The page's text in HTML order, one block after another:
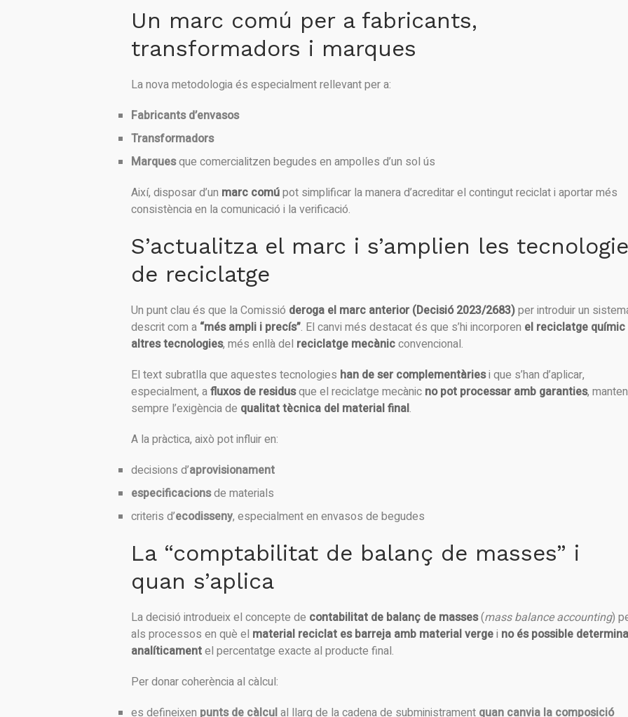
Un marc comú per a fabricants,
transformadors i marques
La nova metodologia és especialment rellevant per a:
Fabricants d’envasos
Transformadors
Marquesque comercialitzen begudes en ampolles d’un sol ús
Així, disposar d’un marc comúpot simplificar la manera d’acreditar el contingut reciclat i aportar més
consistència en la comunicació i la verificació.
S’actualitza el marc i s’amplien les
de reciclatge
Un punt clau és que la Comissió deroga el marc anterior (Decisió 2023/2683)per introduir un
descrit com a “més ampli i precís”. El canvi més destacat és que s’hi incorporen el reciclatge químic
altres tecnologies, més enllà del reciclatge mecànicconvencional.
El text subratlla que aquestes tecnologies han de ser complementàriesi que s’han d’aplicar,
especialment, afluxos de residusque el reciclatge mecànic no pot processar amb garanties,
sempre l’exigència de qualitat tècnica del material final.
A la pràctica, això pot influir en:
decisions d’aprovisionament
especificacionsde materials
criteris d’ecodisseny, especialment en envasos de begudes
La “comptabilitat de balanç de masses” i
quan s’aplica
La decisió introdueix el concepte de contabilitat de balanç de masses(mass balance accounting)
als processos en què el material reciclat es barreja amb material vergei no és possible
analíticamentel percentatge exacte al producte final.
Per donar coherència al càlcul:
es defineixen punts de càlculal llarg de la cadena de subministrament quan canvia la composició